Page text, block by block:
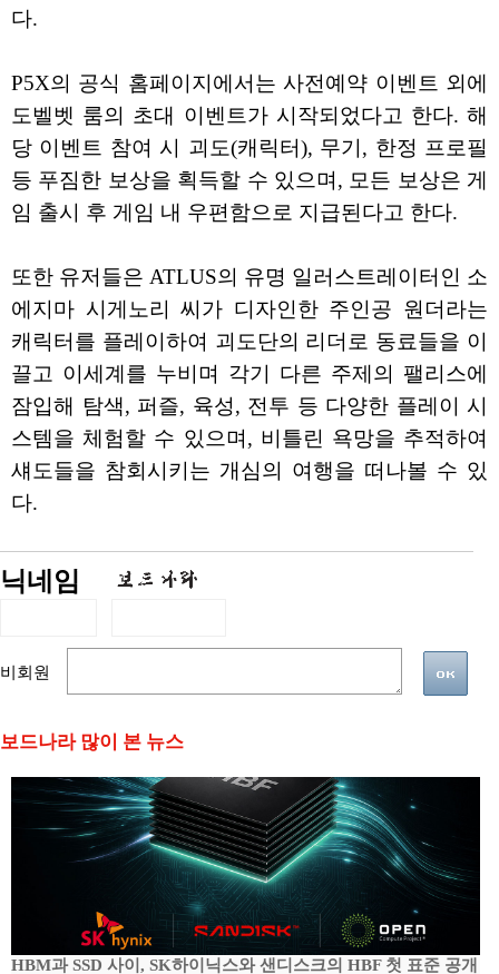
다.
P5X의 공식 홈페이지에서는 사전예약 이벤트 외에
도벨벳 룸의 초대 이벤트가 시작되었다고 한다. 해
당 이벤트 참여 시 괴도(캐릭터), 무기, 한정 프로필
등 푸짐한 보상을 획득할 수 있으며, 모든 보상은 게
임 출시 후 게임 내 우편함으로 지급된다고 한다.
또한 유저들은 ATLUS의 유명 일러스트레이터인 소
에지마 시게노리 씨가 디자인한 주인공 원더라는
캐릭터를 플레이하여 괴도단의 리더로 동료들을 이
끌고 이세계를 누비며 각기 다른 주제의 팰리스에
잠입해 탐색, 퍼즐, 육성, 전투 등 다양한 플레이 시
스템을 체험할 수 있으며, 비틀린 욕망을 추적하여
섀도들을 참회시키는 개심의 여행을 떠나볼 수 있
다.
닉네임
비회원
보드나라 많이 본 뉴스
HBM과 SSD 사이, SK하이닉스와 샌디스크의 HBF 첫 표준 공개